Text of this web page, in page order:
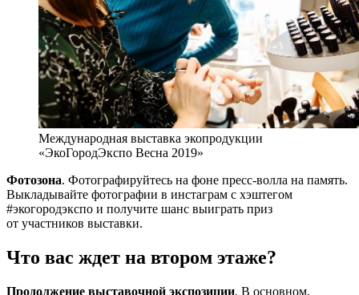
Международная выставка экопродукции
«ЭкоГородЭкспо Весна 2019»
Фотозона. Фотографируйтесь на фоне пресс-волла на память.
Выкладывайте фотографии в инстаграм с хэштегом
#экогородэкспо и получите шанс выиграть приз
от участников выставки.
Что вас ждет на втором этаже?
Продолжение выставочной экспозиции. В основном,